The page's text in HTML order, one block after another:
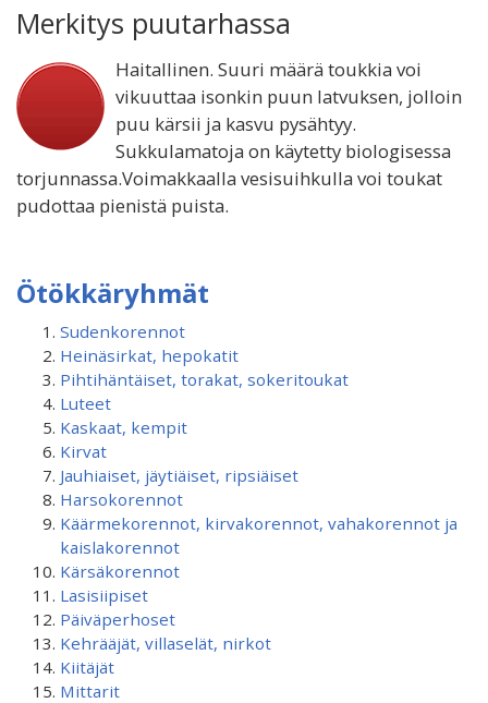
Merkitys puutarhassa
Haitallinen. Suuri määrä toukkia voi
vikuuttaa isonkin puun latvuksen, jolloin
puu kärsii ja kasvu pysähtyy.
Sukkulamatoja on käytetty biologisessa
torjunnassa.Voimakkaalla vesisuihkulla voi toukat
pudottaa pienistä puista.
Ötökkäryhmät
Sudenkorennot
Heinäsirkat, hepokatit
Pihtihäntäiset, torakat, sokeritoukat
Luteet
Kaskaat, kempit
Kirvat
Jauhiaiset, jäytiäiset, ripsiäiset
Harsokorennot
Käärmekorennot, kirvakorennot, vahakorennot ja
kaislakorennot
Kärsäkorennot
Lasisiipiset
Päiväperhoset
Kehrääjät, villaselät, nirkot
Kiitäjät
Mittarit